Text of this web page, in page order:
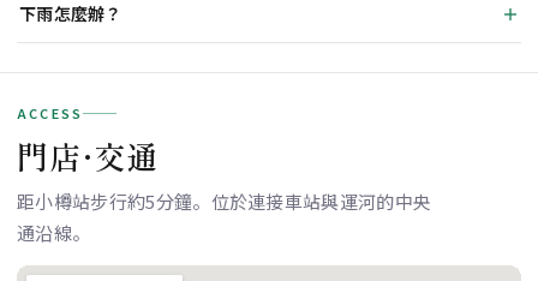
下雨怎麼辦？
ACCESS
門店·交通
距小樽站步行約5分鐘。位於連接車站與運河的中央
通沿線。